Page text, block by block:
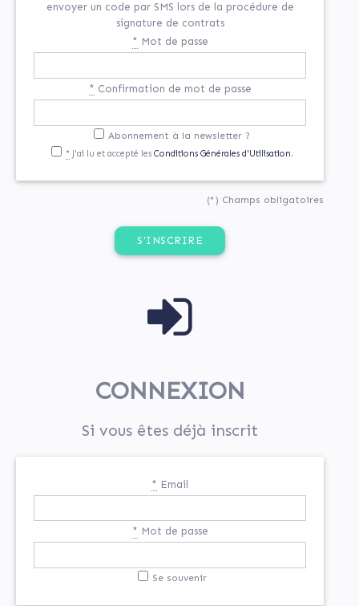
envoyer un code par SMS lors de la procédure de
signature de contrats
* Mot de passe
* Confirmation de mot de passe
Abonnement à la newsletter ?
* J'ai lu et accepté les Conditions Générales d'Utilisation.
(*) Champs obligatoires
CONNEXION
Si vous êtes déjà inscrit
* Email
* Mot de passe
Se souvenir